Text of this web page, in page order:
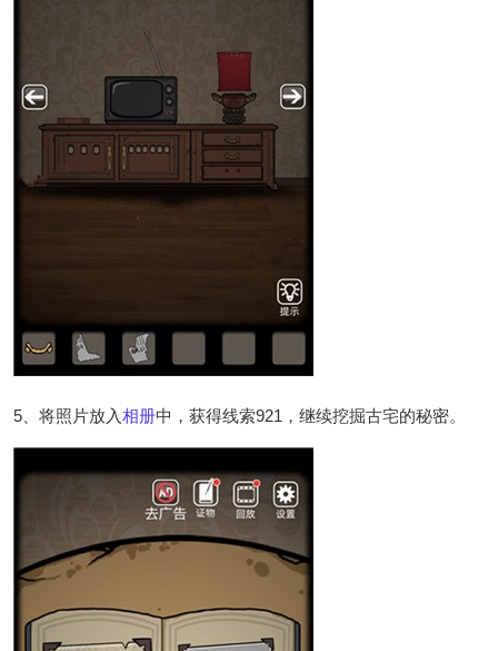
5、将照片放入相册中，获得线索921，继续挖掘古宅的秘密。